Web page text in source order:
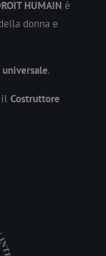
HUMAIN è
donna e
.
il Costruttore